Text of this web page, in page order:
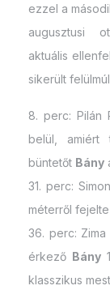
ezzel a
augusztusi
aktuális
sikerült
8. perc: Pilán
belül, amiért
büntetőt Bány
31. perc:
méterről
36. perc:
érkező Bány
klasszikus